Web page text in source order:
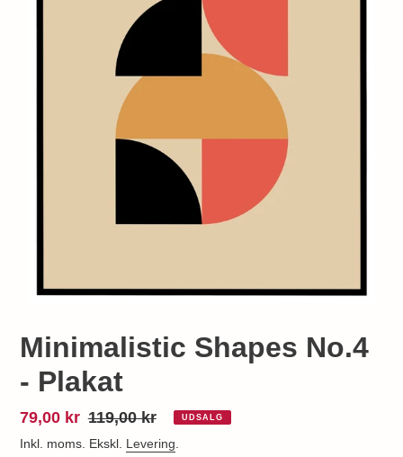
Minimalistic Shapes No.4
- Plakat
Udsalgspris
79,00 kr Normalpris
119,00 kr UDSALG
Inkl. moms. Ekskl. Levering.